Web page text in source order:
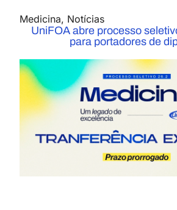
Medicina, Notícias
UniFOA abre processo
para portadores de